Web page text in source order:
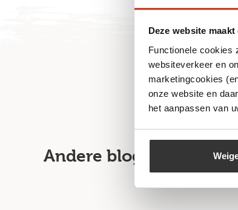
Deze website
Functionele cookies
websiteverkeer en
marketingcookies
onze website en
het aanpassen van
Andere blogartikelen